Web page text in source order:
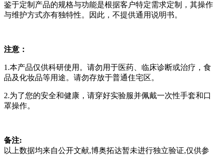
鉴于定制产品的规格与功能是根据客户特定需求定制，其操作
与维护方式亦有独特性。因此，不提供通用说明书。
注意：
1.本产品仅供科研使用。请勿用于医药、临床诊断或治疗，食
品及化妆品等用途。请勿存放于普通住宅区。
2.为了您的安全和健康，请穿好实验服并佩戴一次性手套和口
罩操作。
备注:
以上数据均来自公开文献,博奥拓达暂未进行独立验证,仅供参